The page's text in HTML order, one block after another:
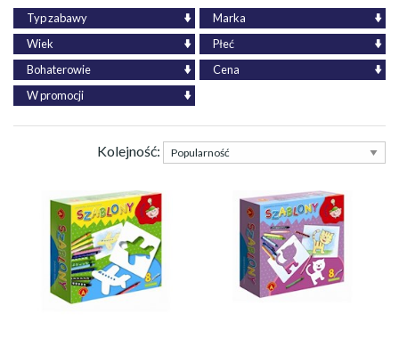
Typ zabawy
Marka
Wiek
Płeć
Bohaterowie
Cena
W promocji
Kolejność: